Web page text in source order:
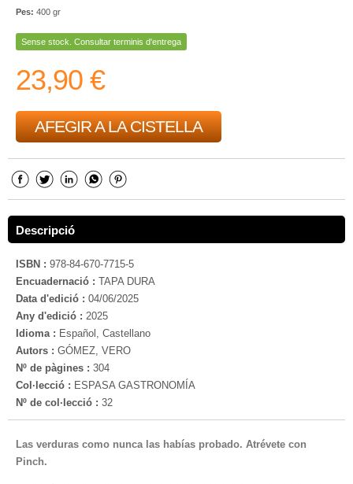
Pes: 400 gr
Sense stock. Consultar terminis d'entrega
23,90 €
AFEGIR A LA CISTELLA
Descripció
ISBN : 978-84-670-7715-5
Encuadernació : TAPA DURA
Data d'edició : 04/06/2025
Any d'edició : 2025
Idioma : Español, Castellano
Autors : GÓMEZ, VERO
Nº de pàgines : 304
Col·lecció : ESPASA GASTRONOMÍA
Nº de col·lecció : 32
Las verduras como nunca las habías probado. Atrévete con
Pinch.